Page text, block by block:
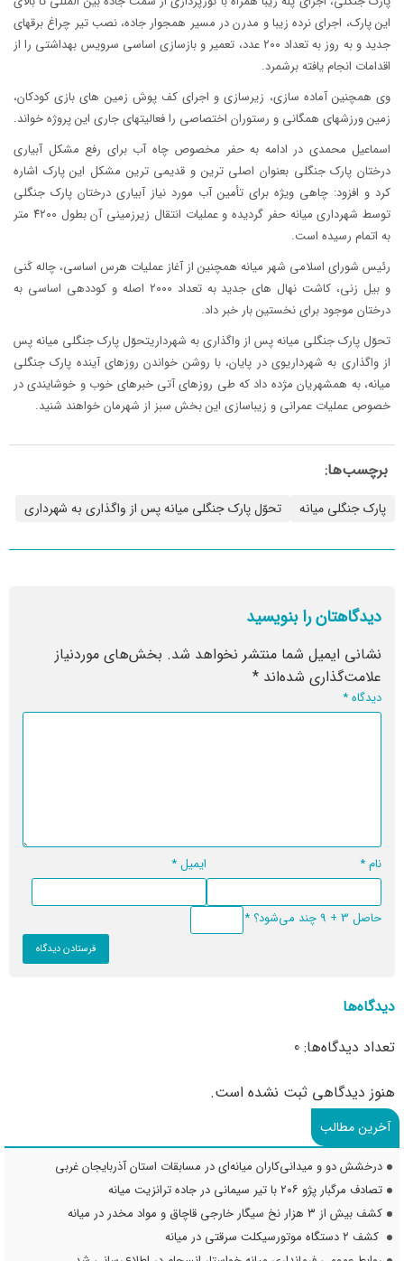
این پارک، اجرای نرده زیبا و مدرن در مسیر همجوار جاده، نصب تیر چراغ برقهای
جدید و به روز به تعداد ۲۰۰ عدد، تعمیر و بازسازی اساسی سرویس بهداشتی را از
اقدامات انجام یافته برشمرد.
وی همچنین آماده سازی، زیرسازی و اجرای کف پوش زمین های بازی کودکان،
زمین ورزشهای همگانی و رستوران اختصاصی را فعالیتهای جاری این پروژه خواند.
اسماعیل محمدی در ادامه به حفر مخصوص چاه آب برای رفع مشکل آبیاری
درختان پارک جنگلی بعنوان اصلی ترین و قدیمی ترین مشکل این پارک اشاره
کرد و افزود: چاهی ویژه برای تأمین آب مورد نیاز آبیاری درختان پارک جنگلی
توسط شهرداری میانه حفر گردیده و عملیات انتقال زیرزمینی آن بطول ۴۲۰۰ متر
به اتمام رسیده است.
رئیس شورای اسلامی شهر میانه همچنین از آغاز عملیات هرس اساسی، چاله کَنی
و بیل زنی، کاشت نهال های جدید به تعداد ۲۰۰۰ اصله و کوددهی اساسی به
درختان موجود برای نخستین بار خبر داد.
تحوّل پارک جنگلی میانه پس از واگذاری به شهرداریتحوّل پارک جنگلی میانه پس
از واگذاری به شهرداریوی در پایان، با روشن خواندن روزهای آینده پارک جنگلی
میانه، به همشهریان مژده داد که طی روزهای آتی خبرهای خوب و خوشایندی در
خصوص عملیات عمرانی و زیباسازی این بخش سبز از شهرمان خواهند شنید.
برچسب‌ها:
پارک جنگلی میانه تحوّل پارک جنگلی میانه پس از واگذاری به شهرداری
دیدگاهتان را بنویسید
نشانی ایمیل شما منتشر نخواهد شد. بخش‌های موردنیاز
علامت‌گذاری شده‌اند *
دیدگاه*
نام* ایمیل*
حاصل 3 + 9 چند می‌شود؟ *
دیدگاه‌ها
تعداد دیدگاه‌ها: 0
هنوز دیدگاهی ثبت نشده است.
آخرین مطالب
درخشش دو و میدانی‌کاران میانه‌ای در مسابقات استان آذربایجان غربی
تصادف مرگبار پژو ۲۰۶ با تیر سیمانی در جاده ترانزیت میانه
کشف بیش از ۳ هزار نخ سیگار خارجی قاچاق و مواد مخدر در میانه
کشف ۲ دستگاه موتورسیکلت سرقتی در میانه